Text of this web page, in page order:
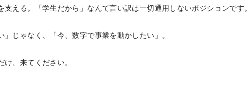
支える。「学生だから」なんて言い訳は一切通用しないポジションです。
」じゃなく、「今、数字で事業を動かしたい」。
け、来てください。